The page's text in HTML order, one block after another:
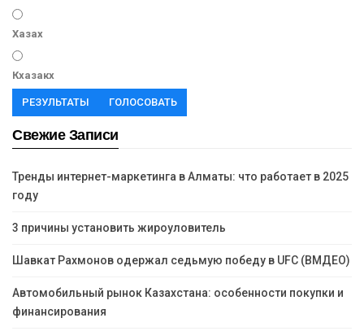
Хазах
Кхазакх
РЕЗУЛЬТАТЫ ГОЛОСОВАТЬ
Свежие Записи
Тренды интернет-маркетинга в Алматы: что работает в 2025
году
3 причины установить жироуловитель
Шавкат Рахмонов одержал седьмую победу в UFC (ВМДЕО)
Автомобильный рынок Казахстана: особенности покупки и
финансирования